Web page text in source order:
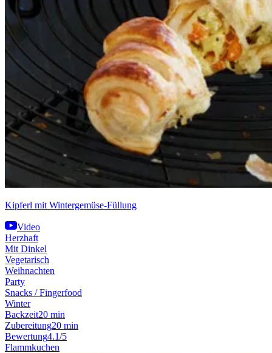
Kipferl mit Wintergemüse-Füllung
Video
Herzhaft
Mit Dinkel
Vegetarisch
Weihnachten
Party
Snacks / Fingerfood
Winter
Backzeit20 min
Zubereitung20 min
Bewertung4.1/5
Flammkuchen